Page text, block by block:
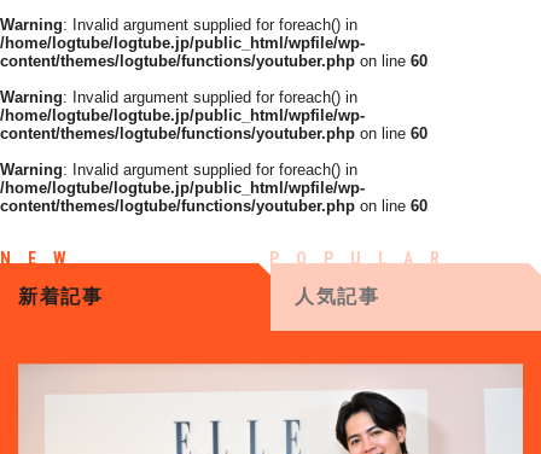
Warning: Invalid argument supplied for foreach() in
/home/logtube/logtube.jp/public_html/wpfile/wp-
content/themes/logtube/functions/youtuber.php on line 60
Warning: Invalid argument supplied for foreach() in
/home/logtube/logtube.jp/public_html/wpfile/wp-
content/themes/logtube/functions/youtuber.php on line 60
Warning: Invalid argument supplied for foreach() in
/home/logtube/logtube.jp/public_html/wpfile/wp-
content/themes/logtube/functions/youtuber.php on line 60
新着記事 人気記事